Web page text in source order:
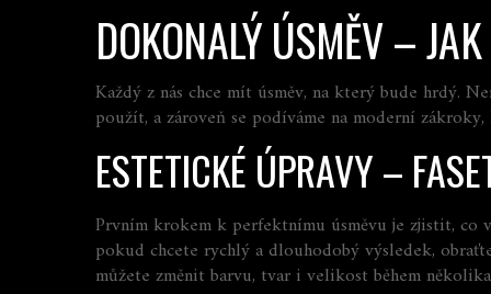
DOKONALÝ ÚSMĚV –
Každý z nás chce mít úsměv, na který bude hrdý.
použít, a zároveň se podíváme na moderní
ESTETICKÉ ÚPRAVY –
Prvním krokem k perfektnímu úsměvu je zjistit, co
pokud chcete rychlý a dlouhodobý výsledek,
můžete změnit barvu, tvar i velikost během